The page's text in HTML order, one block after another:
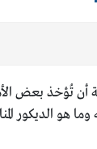
تُؤخذ بعض
هو الديكور